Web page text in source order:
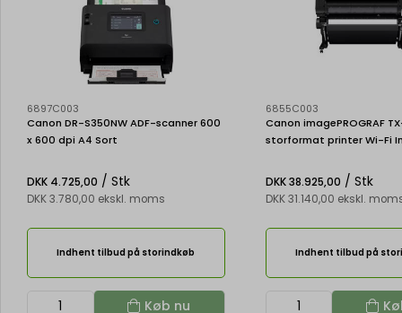
6897C003
Canon DR-S350NW ADF-scanner 600
x 600 dpi A4 Sort
DKK 4.725,00 / Stk
DKK 3.780,00 ekskl. moms
Indhent tilbud på storindkøb
Køb nu
6855C003
Canon imagePROGRAF
storformat printer Wi-Fi
DKK 38.925,00 / Stk
DKK 31.140,00 ekskl.
Indhent tilbud på